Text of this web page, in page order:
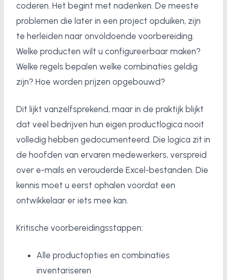
coderen. Het begint met nadenken. De meeste
problemen die later in een project opduiken, zijn
te herleiden naar onvoldoende voorbereiding.
Welke producten wilt u configureerbaar maken?
Welke regels bepalen welke combinaties geldig
zijn? Hoe worden prijzen opgebouwd?
Dit lijkt vanzelfsprekend, maar in de praktijk blijkt
dat veel bedrijven hun eigen productlogica nooit
volledig hebben gedocumenteerd. Die logica zit in
de hoofden van ervaren medewerkers, verspreid
over e-mails en verouderde Excel-bestanden. Die
kennis moet u eerst ophalen voordat een
ontwikkelaar er iets mee kan.
Kritische voorbereidingsstappen:
Alle productopties en combinaties
inventariseren